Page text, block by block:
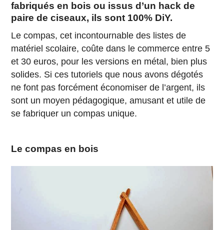
fabriqués en bois ou issus d’un hack de
paire de ciseaux, ils sont 100% DiY.
Le compas, cet incontournable des listes de
matériel scolaire, coûte dans le commerce entre 5
et 30 euros, pour les versions en métal, bien plus
solides. Si ces tutoriels que nous avons dégotés
ne font pas forcément économiser de l’argent, ils
sont un moyen pédagogique, amusant et utile de
se fabriquer un compas unique.
Le compas en bois